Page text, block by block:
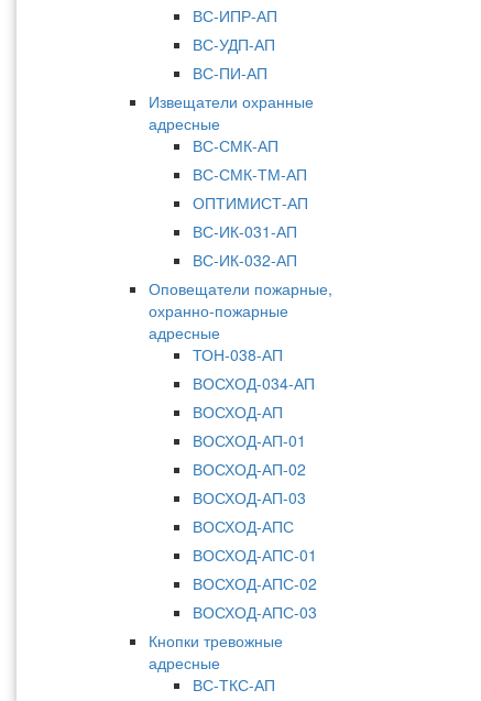
ВС-ИПР-АП
ВС-УДП-АП
ВС-ПИ-АП
Извещатели охранные
адресные
ВС-СМК-АП
ВС-СМК-ТМ-АП
ОПТИМИСТ-АП
ВС-ИК-031-АП
ВС-ИК-032-АП
Оповещатели пожарные,
охранно-пожарные
адресные
ТОН-038-АП
ВОСХОД-034-АП
ВОСХОД-АП
ВОСХОД-АП-01
ВОСХОД-АП-02
ВОСХОД-АП-03
ВОСХОД-АПС
ВОСХОД-АПС-01
ВОСХОД-АПС-02
ВОСХОД-АПС-03
Кнопки тревожные
адресные
ВС-ТКС-АП